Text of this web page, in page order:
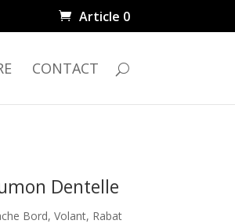
Article 0
CONTACT
Dentelle
Bord, Volant, Rabat